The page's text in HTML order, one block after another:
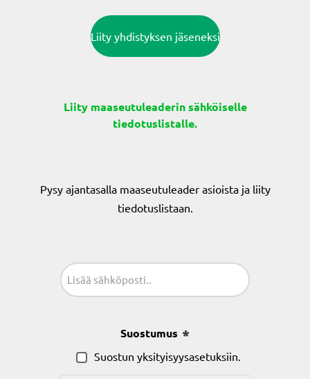
Liity yhdistyksen jäseneksi
Liity maaseutuleaderin sähköiselle
tiedotuslistalle.
Pysy ajantasalla maaseutuleader asioista ja liity
tiedotuslistaan.
Suostumus
Suostun yksityisyysasetuksiin.